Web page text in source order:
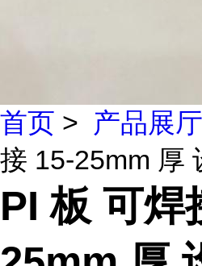
首页 > 产品展厅
接 15-25mm 厚
PI 板 可焊